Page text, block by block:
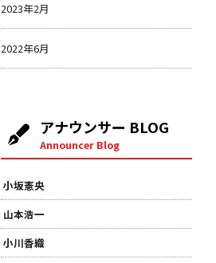
2023年2月
2022年6月
アナウンサー BLOG
Announcer Blog
小坂憲央
山本浩一
小川香織